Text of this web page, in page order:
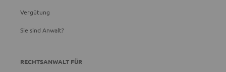
Vergütung
Sie sind Anwalt?
RECHTSANWALT FÜR